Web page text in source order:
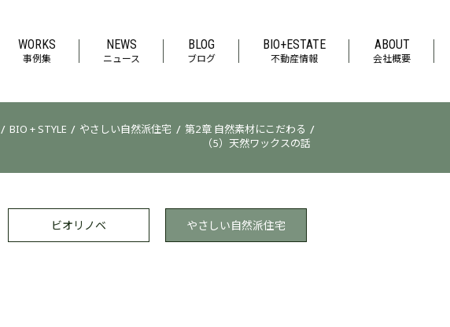
WORKS
事例集
NEWS
ニュース
BLOG
ブログ
BIO+ESTATE
不動産情報
ABOUT
会社概要
/BIO + STYLE / やさしい自然派住宅 /第2章 自然素材にこだわる /
（5）天然ワックスの話
ビオリノベ やさしい自然派住宅